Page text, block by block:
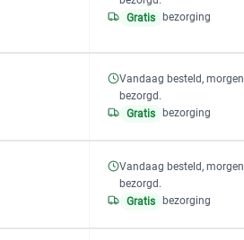
Gratis
bezorging
Vandaag besteld, morgen
bezorgd.
Gratis
bezorging
Vandaag besteld, morgen
bezorgd.
Gratis
bezorging